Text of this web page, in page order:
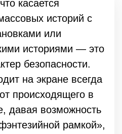
касается
историй с
или
историями — это
безопасности.
на экране всегда
происходящего в
давая возможность
рамкой»,